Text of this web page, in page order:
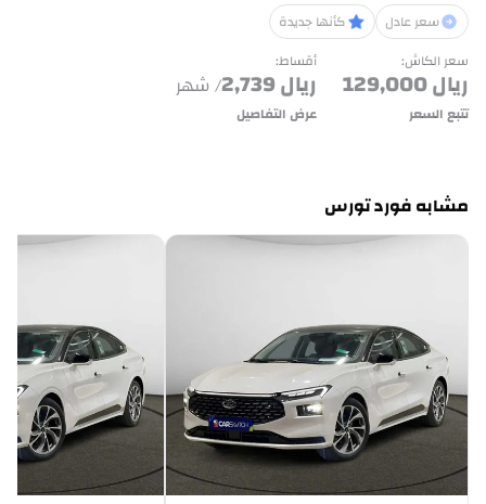
سعر عادل
كأنها جديدة
سعر الكاش:
ريال129,000
تتبع السعر
أقساط:
ريال2,739/ شهر
عرض التفاصيل
مشابه فورد تورس